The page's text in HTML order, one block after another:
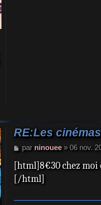
RE:Les
M
s
s
a
e
par ninouee» 06 nov.
[html]8€30 chez moi
[/html]